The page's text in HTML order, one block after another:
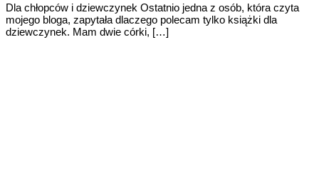
Dla chłopców i dziewczynek Ostatnio jedna z osób, która czyta
mojego bloga, zapytała dlaczego polecam tylko książki dla
dziewczynek. Mam dwie córki, […]